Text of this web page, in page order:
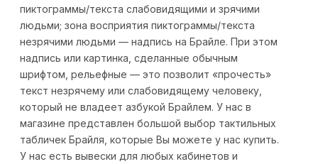
пиктограммы/текста слабовидящими и зрячими
людьми; зона восприятия пиктограммы/текста
незрячими людьми — надпись на Брайле. При этом
надпись или картинка, сделанные обычным
шрифтом, рельефные — это позволит «прочесть»
текст незрячему или слабовидящему человеку,
который не владеет азбукой Брайлем. У нас в
магазине представлен большой выбор тактильных
табличек Брайля, которые Вы можете у нас купить.
У нас есть вывески для любых кабинетов и